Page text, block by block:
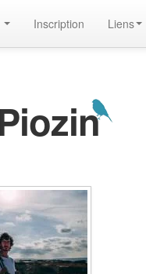
Inscription Liens